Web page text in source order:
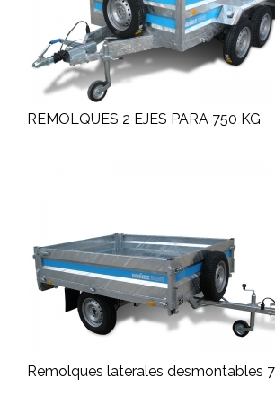
REMOLQUES 2 EJES PARA 750 KG
Remolques laterales desmontables